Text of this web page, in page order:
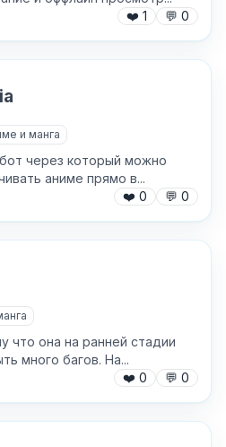
❤️ 1 💬 0
и манга
через который можно
аниме прямо в...
❤️ 0 💬 0
что она на ранней стадии
много багов. На...
❤️ 0 💬 0